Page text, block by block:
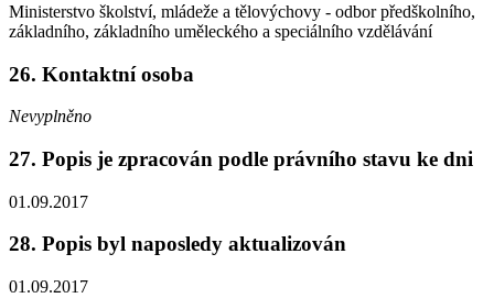
Ministerstvo školství, mládeže a tělovýchovy - odbor předškolního,
základního, základního uměleckého a speciálního vzdělávání
26. Kontaktní osoba
Nevyplněno
27. Popis je zpracován podle právního stavu ke dni
01.09.2017
28. Popis byl naposledy aktualizován
01.09.2017